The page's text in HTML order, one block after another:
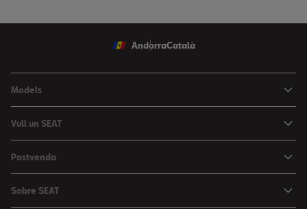
AndorraCatalà
Models
Nou Arona
León
León Sportstourer
Vull un SEAT
Vehicle d'Ocasió
Prova un SEAT
Postvenda
Reserva Cita Taller
Sobre SEAT